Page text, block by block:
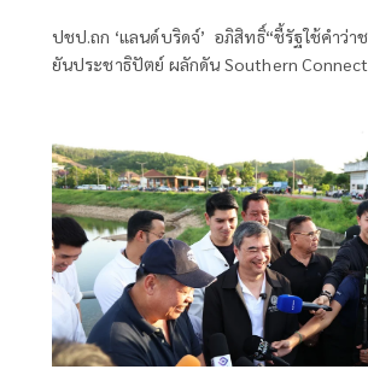
ปชป.ถก ‘แลน​ด์บริดจ์’​ อภิสิทธิ์​“ชี้รัฐใช้คำว่า
ยันประชาธิปัตย์ ผลักดัน​ Southern Connect